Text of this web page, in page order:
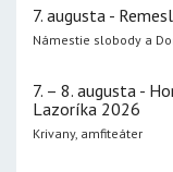
7. augusta -
Námestie slobody a
7. – 8. augusta -
Lazoríka 2026
Krivany, amfiteáter